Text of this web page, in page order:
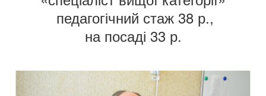
педагогічний стаж 38 р.,
на посаді 33 р.